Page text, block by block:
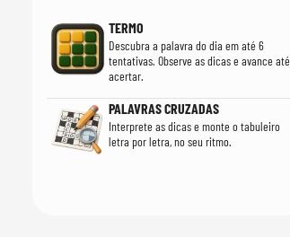
TERMO
Descubra a palavra do dia em até 6
tentativas. Observe as dicas e avance até
acertar.
PALAVRAS CRUZADAS
Interprete as dicas e monte o tabuleiro
letra por letra, no seu ritmo.